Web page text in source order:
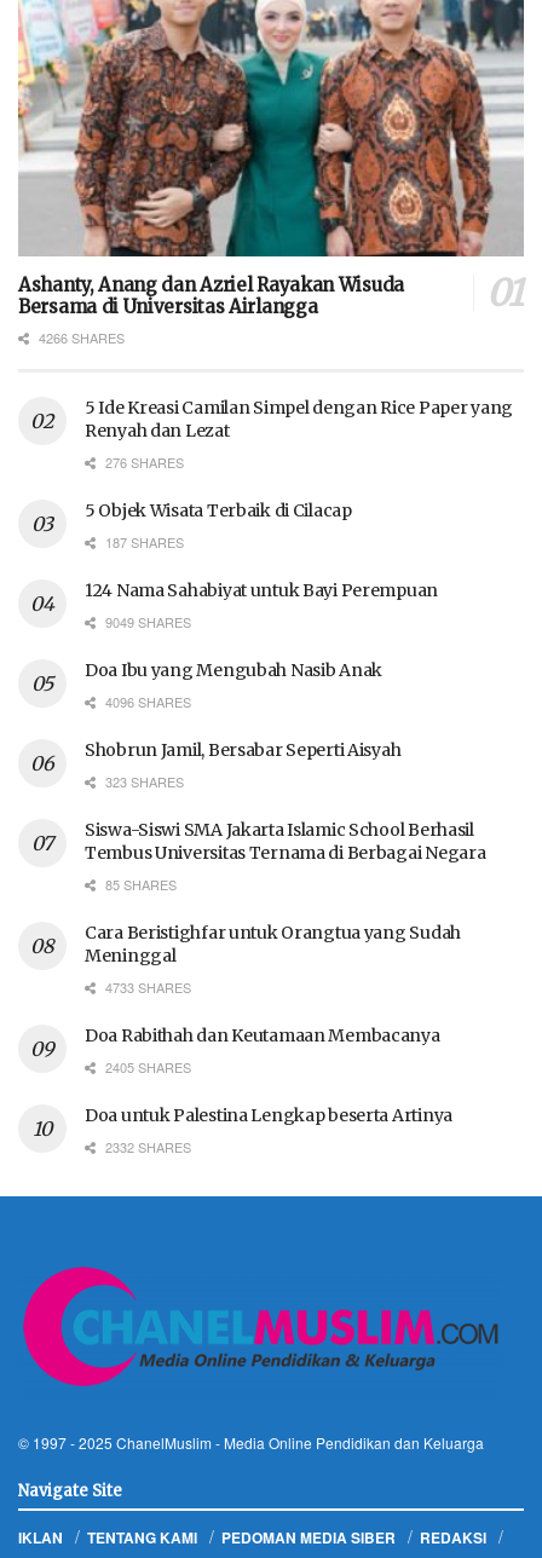
Ashanty, Anang dan Azriel Rayakan Wisuda
Bersama di Universitas Airlangga
4266 SHARES
5 Ide Kreasi Camilan Simpel dengan Rice Paper yang
Renyah dan Lezat
276 SHARES
5 Objek Wisata Terbaik di Cilacap
187 SHARES
124 Nama Sahabiyat untuk Bayi Perempuan
9049 SHARES
Doa Ibu yang Mengubah Nasib Anak
4096 SHARES
Shobrun Jamil, Bersabar Seperti Aisyah
323 SHARES
Siswa-Siswi SMA Jakarta Islamic School Berhasil
Tembus Universitas Ternama di Berbagai Negara
85 SHARES
Cara Beristighfar untuk Orangtua yang Sudah
Meninggal
4733 SHARES
Doa Rabithah dan Keutamaan Membacanya
2405 SHARES
Doa untuk Palestina Lengkap beserta Artinya
2332 SHARES
© 1997 - 2025 ChanelMuslim - Media Online Pendidikan dan Keluarga
Navigate Site
IKLAN TENTANG KAMI PEDOMAN MEDIA SIBER
REDAKSI